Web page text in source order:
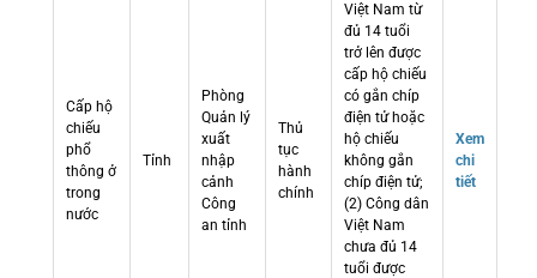
Cấp hộ
chiếu
phổ
thông ở
trong
nước
Tỉnh
Phòng
Quản lý
xuất
nhập
cảnh
Công
an tỉnh
Thủ
tục
hành
chính
Việt Nam từ
đủ 14 tuổi
trở lên được
cấp hộ chiếu
có gắn chíp
điện tử hoặc
hộ chiếu
không gắn
chíp điện tử;
(2) Công dân
Việt Nam
chưa đủ 14
tuổi được
Xem
chi
tiết